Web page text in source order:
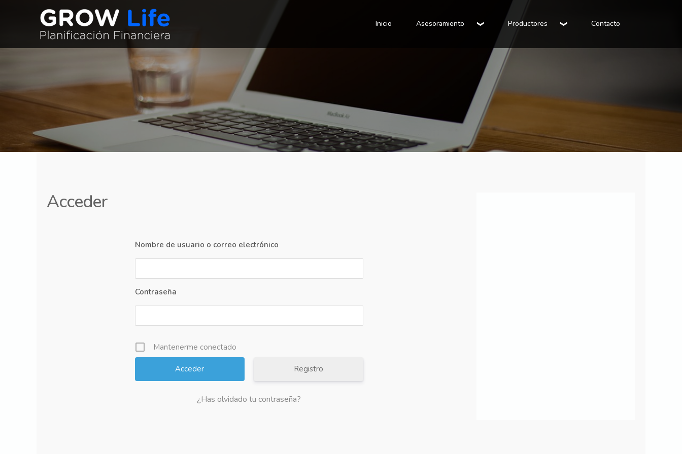
Inicio Asesoramiento Productores Contacto
Acceder
Nombre de usuario o correo electrónico
Contraseña
Mantenerme conectado
Registro
¿Has olvidado tu contraseña?